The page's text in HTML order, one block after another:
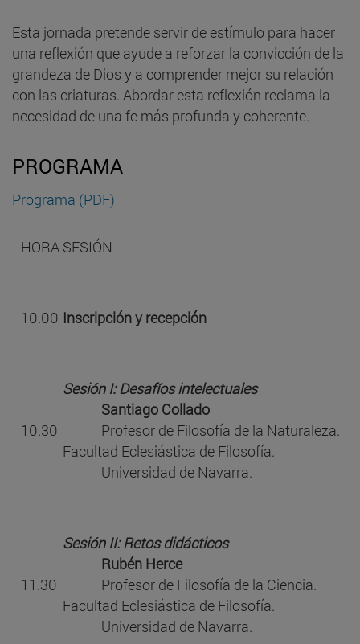
Esta jornada pretende servir de estímulo para hacer
una reflexión que ayude a reforzar la convicción de la
grandeza de Dios y a comprender mejor su relación
con las criaturas. Abordar esta reflexión reclama la
necesidad de una fe más profunda y coherente.
PROGRAMA
Programa (PDF)
HORA SESIÓN
10.00 Inscripción y recepción
10.30
Sesión I: Desafíos intelectuales
Santiago Collado
Profesor de Filosofía de la Naturaleza.
Facultad Eclesiástica de Filosofía.
Universidad de Navarra.
11.30
Sesión II: Retos didácticos
Rubén Herce
Profesor de Filosofía de la Ciencia.
Facultad Eclesiástica de Filosofía.
Universidad de Navarra.